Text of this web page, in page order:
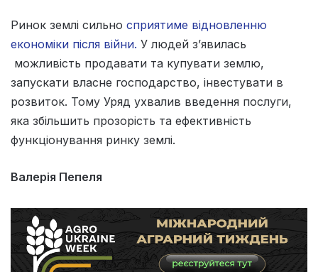
Ринок землі сильно сприятиме відновленню
економіки після війни. У людей з’явилась
можливість продавати та купувати землю,
запускати власне господарство, інвестувати в
розвиток. Тому Уряд ухвалив введення послуги,
яка збільшить прозорість та ефективність
функціонування ринку землі.
Валерія Пепеля